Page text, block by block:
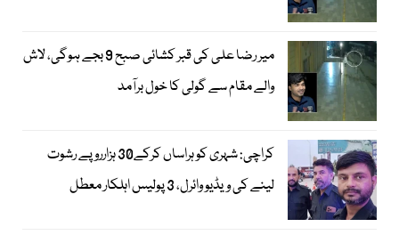
میر رضا علی کی قبر کشائی صبح 9 بجے ہوگی، لاش
والے مقام سے گولی کا خول برآمد
کراچی: شہری کو ہراساں کرکے30 ہزارروپے رشوت
لینے کی ویڈیو وائرل، 3 پولیس اہلکار معطل